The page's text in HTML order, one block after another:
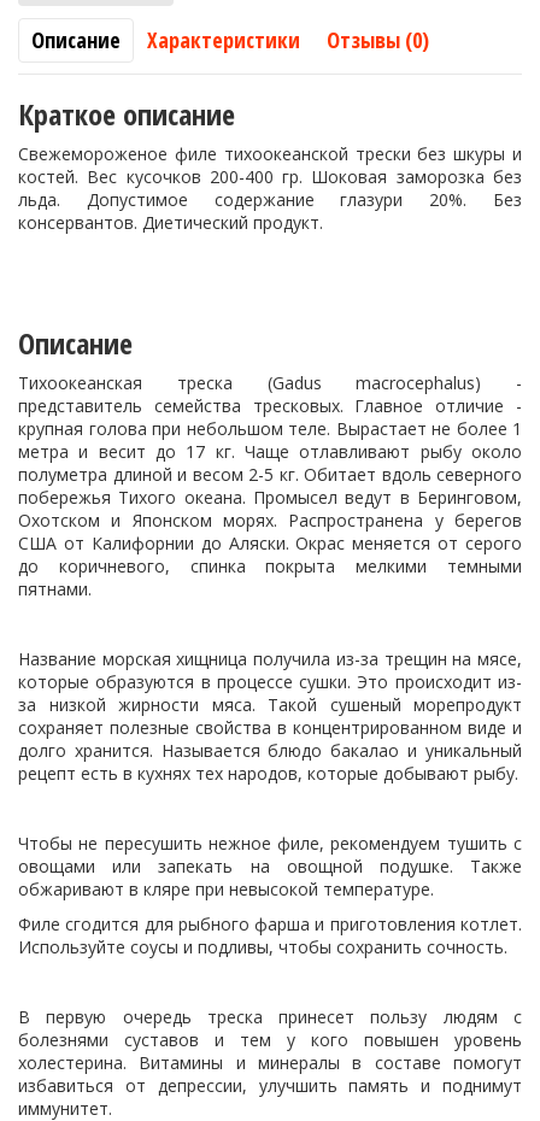
Описание
Характеристики Отзывы (0)
Краткое описание
Свежемороженое филе тихоокеанской трески без шкуры и
костей. Вес кусочков 200-400 гр. Шоковая заморозка без
льда. Допустимое содержание глазури 20%. Без
консервантов. Диетический продукт.
Описание
Тихоокеанская треска (Gadus macrocephalus) -
представитель семейства тресковых. Главное отличие -
крупная голова при небольшом теле. Вырастает не более 1
метра и весит до 17 кг. Чаще отлавливают рыбу около
полуметра длиной и весом 2-5 кг. Обитает вдоль северного
побережья Тихого океана. Промысел ведут в Беринговом,
Охотском и Японском морях. Распространена у берегов
США от Калифорнии до Аляски. Окрас меняется от серого
до коричневого, спинка покрыта мелкими темными
пятнами.
Название морская хищница получила из-за трещин на мясе,
которые образуются в процессе сушки. Это происходит из-
за низкой жирности мяса. Такой сушеный морепродукт
сохраняет полезные свойства в концентрированном виде и
долго хранится. Называется блюдо бакалао и уникальный
рецепт есть в кухнях тех народов, которые добывают рыбу.
Чтобы не пересушить нежное филе, рекомендуем тушить с
овощами или запекать на овощной подушке. Также
обжаривают в кляре при невысокой температуре.
Филе сгодится для рыбного фарша и приготовления котлет.
Используйте соусы и подливы, чтобы сохранить сочность.
В первую очередь треска принесет пользу людям с
болезнями суставов и тем у кого повышен уровень
холестерина. Витамины и минералы в составе помогут
избавиться от депрессии, улучшить память и поднимут
иммунитет.